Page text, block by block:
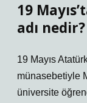
19
adı nedir?
19 Mayıs
münasebetiyle
üniversite